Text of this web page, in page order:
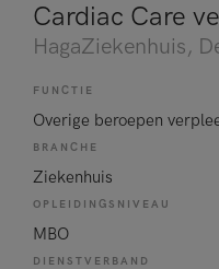
Cardiac Care
HagaZiekenhuis,
FUNCTIE
Overige beroepen
BRANCHE
Ziekenhuis
OPLEIDINGSNIVEAU
MBO
DIENSTVERBAND